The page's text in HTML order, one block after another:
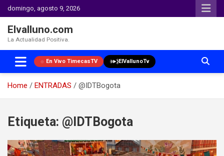
domingo, agosto 9, 2026
Elvalluno.com
La Actualidad Positiva.
En Vivo TimecasTV ElVallunoTv
Home ENTRADAS
@IDTBogota
content
Etiqueta: @IDTBogota